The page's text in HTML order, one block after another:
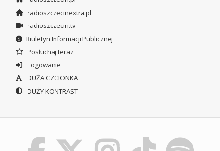
radioszczecinextra.pl
radioszczecin.tv
Biuletyn Informacji Publicznej
Posłuchaj teraz
Logowanie
DUŻA CZCIONKA
DUŻY KONTRAST